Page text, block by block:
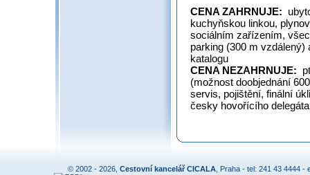
CENA ZAHRNUJE:
kuchyňskou linkou,
sociálním zařízením,
parking (300 m
katalogu
CENA NEZAHRNUJE:
(možnost doobjednání
servis, pojištění, finální
česky hovořícího
© 2002 - 2026, Cestovní kancelář CICALA , Praha - tel: 241 43 4444 -